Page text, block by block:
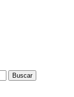
Buscar